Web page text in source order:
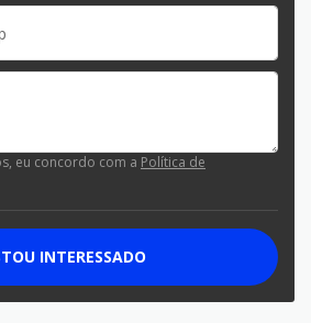
eu concordo com a Política de
INTERESSADO